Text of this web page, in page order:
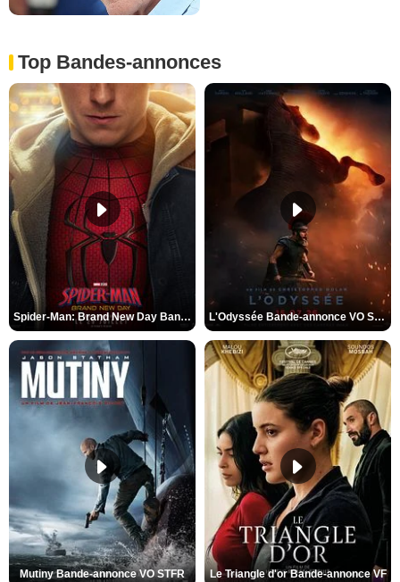
Top Bandes-annonces
Spider-Man: Brand New Day Bande-annonce VO STFR L'Odyssée Bande-annonce VO STFR
Mutiny Bande-annonce VO STFR Le Triangle d'or Bande-annonce VF